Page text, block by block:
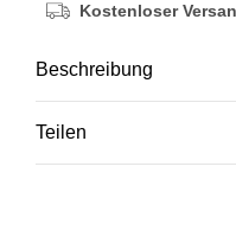
Kostenloser
Beschreibung
Teilen